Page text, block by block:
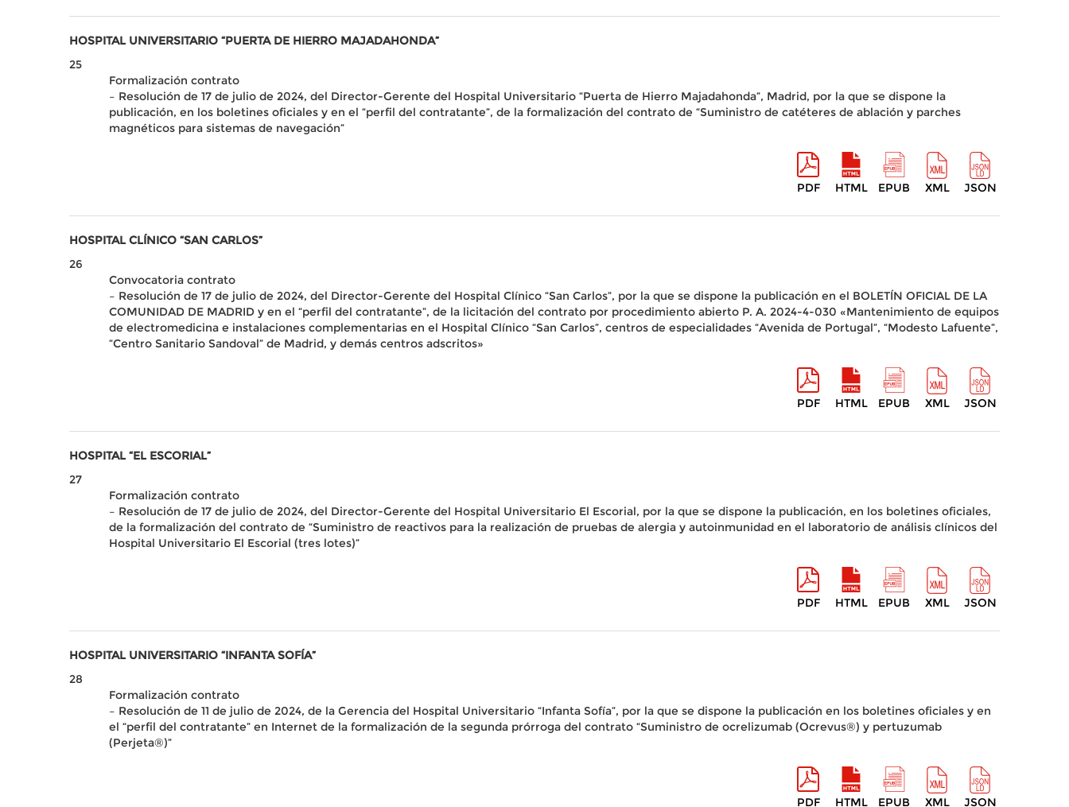
HOSPITAL UNIVERSITARIO “PUERTA DE HIERRO MAJADAHONDA”
25
Formalización contrato
– Resolución de 17 de julio de 2024, del Director-Gerente del Hospital Universitario “Puerta de Hierro Majadahonda”, Madrid, por la que se dispone la
publicación, en los boletines oficiales y en el “perfil del contratante”, de la formalización del contrato de “Suministro de catéteres de ablación y parches
magnéticos para sistemas de navegación”
PDF HTML EPUB XML JSON
HOSPITAL CLÍNICO “SAN CARLOS”
26
Convocatoria contrato
– Resolución de 17 de julio de 2024, del Director-Gerente del Hospital Clínico “San Carlos”, por la que se dispone la publicación en el BOLETÍN OFICIAL DE LA
COMUNIDAD DE MADRID y en el “perfil del contratante”, de la licitación del contrato por procedimiento abierto P. A. 2024-4-030 «Mantenimiento de equipos
de electromedicina e instalaciones complementarias en el Hospital Clínico “San Carlos”, centros de especialidades “Avenida de Portugal”, “Modesto Lafuente”,
“Centro Sanitario Sandoval” de Madrid, y demás centros adscritos»
PDF HTML EPUB XML JSON
HOSPITAL “EL ESCORIAL”
27
Formalización contrato
– Resolución de 17 de julio de 2024, del Director-Gerente del Hospital Universitario El Escorial, por la que se dispone la publicación, en los boletines oficiales,
de la formalización del contrato de “Suministro de reactivos para la realización de pruebas de alergia y autoinmunidad en el laboratorio de análisis clínicos del
Hospital Universitario El Escorial (tres lotes)”
PDF HTML EPUB XML JSON
HOSPITAL UNIVERSITARIO “INFANTA SOFÍA”
28
Formalización contrato
– Resolución de 11 de julio de 2024, de la Gerencia del Hospital Universitario “Infanta Sofía”, por la que se dispone la publicación en los boletines oficiales y en
el “perfil del contratante” en Internet de la formalización de la segunda prórroga del contrato “Suministro de ocrelizumab (Ocrevus®) y pertuzumab
(Perjeta®)”
PDF HTML EPUB XML JSON